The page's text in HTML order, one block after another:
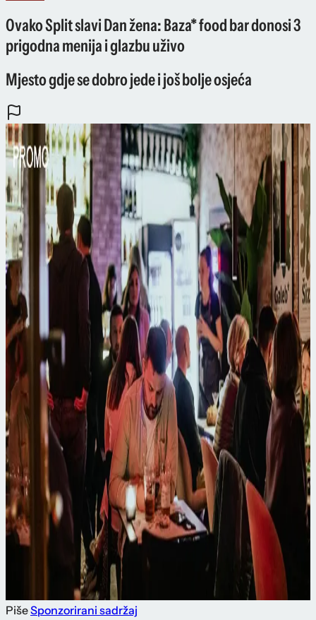
Ovako Split slavi Dan žena: Baza* food bar donosi 3
prigodna menija i glazbu uživo
Mjesto gdje se dobro jede i još bolje osjeća
PišeSponzorirani sadržaj